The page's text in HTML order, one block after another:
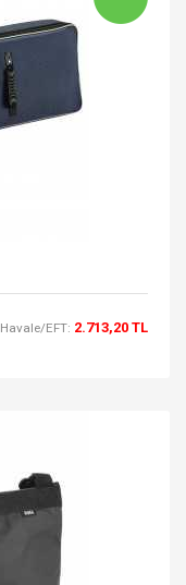
Havale/EFT: 2.713,20 TL